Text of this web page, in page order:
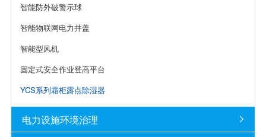
智能防外破警示球
智能物联网电力井盖
智能型风机
固定式安全作业登高平台
YCS系列霜柜露点除湿器
电力设施环境治理 